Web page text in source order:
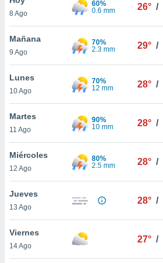
y
en
más
de
8 Ago
60%
0.6 mm
26° /
Mañana
9 Ago
70%
2.3 mm
29° /
Lunes
10 Ago
70%
12 mm
28° /
Martes
11 Ago
90%
10 mm
28° /
Miércoles
12 Ago
80%
2.5 mm
28° /
Jueves
13 Ago
28° /
Viernes
14 Ago
27° /